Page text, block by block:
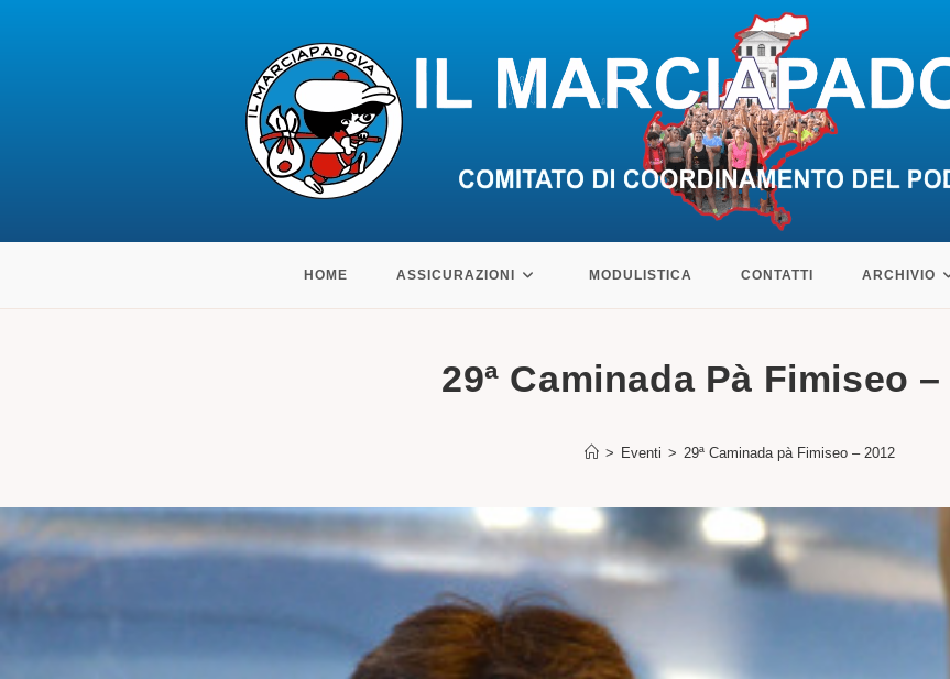
contenuto
HOME ASSICURAZIONI MODULISTICA CONTATTI ARCHIVIO
29ª Caminada Pà Fimiseo –
> Eventi > 29ª Caminada pà Fimiseo – 2012